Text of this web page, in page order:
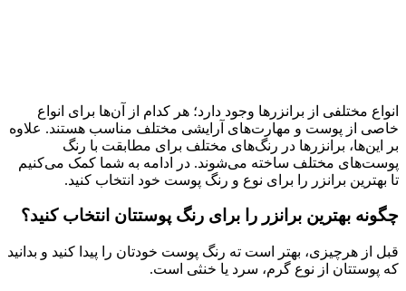
انواع مختلفی از برانزرها وجود دارد؛ هر کدام از آن‌ها برای انواع
خاصی از پوست و مهارت‌های آرایشی مختلف مناسب هستند. علاوه
بر این‌ها، برانزرها در رنگ‌های مختلف برای مطابقت با رنگ
پوست‌های مختلف ساخته می‌شوند. در ادامه به شما کمک می‌کنیم
تا بهترین برانزر را برای نوع و رنگ پوست خود انتخاب کنید.
چگونه بهترین برانزر را برای رنگ پوستتان انتخاب کنید؟
قبل از هرچیزی، بهتر است ته رنگ پوست خودتان را پیدا کنید و بدانید
که پوستتان از نوع گرم، سرد یا خنثی است.